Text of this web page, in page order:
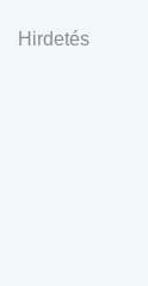
Hirdetés